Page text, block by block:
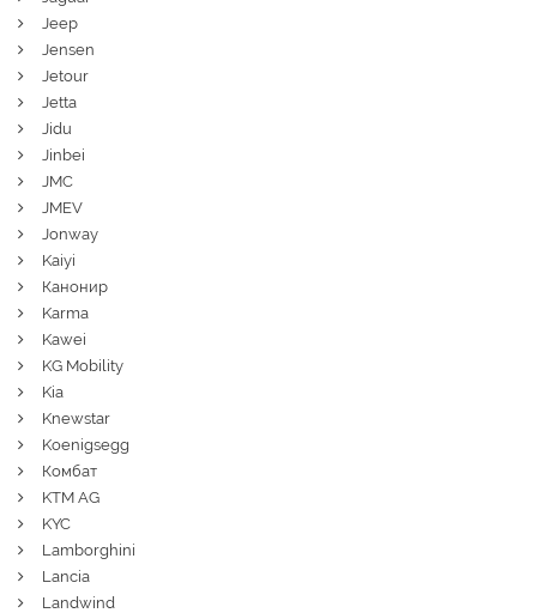
Jeep
Jensen
Jetour
Jetta
Jidu
Jinbei
JMC
JMEV
Jonway
Kaiyi
Канонир
Karma
Kawei
KG Mobility
Kia
Knewstar
Koenigsegg
Комбат
KTM AG
KYC
Lamborghini
Lancia
Landwind